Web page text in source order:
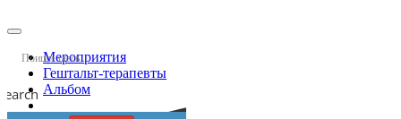
Переключить
дополнительное
менюМероприятия
Гештальт-терапевты
Альбом